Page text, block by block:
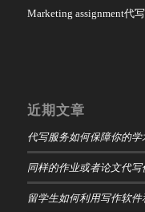
Marketing assignment代写
近期文章
代写服务如何保障你的学
同样的作业或者论文代
留学生如何利用写作软